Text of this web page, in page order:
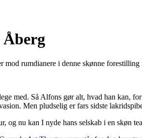
rumdianere i denne skønne
med. Så Alfons gør alt, hvad han kan,
Men pludselig er fars sidste
og nu kan I nyde hans selskab i en skøn